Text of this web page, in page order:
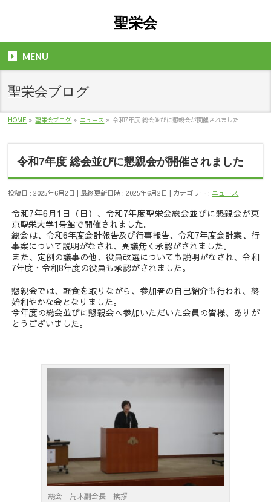
聖栄会
MENU
聖栄会ブログ
HOME » 聖栄会ブログ » ニュース » 令和7年度 総会並びに懇親会が開催されました
令和7年度 総会並びに懇親会が開催されました
投稿日 : 2025年6月2日 最終更新日時 : 2025年6月2日 カテゴリー : ニュース
令和7年6月1日（日）、令和7年度聖栄会総会並びに懇親会が東
京聖栄大学1号館で開催されました。
総会は、令和6年度会計報告及び行事報告、令和7年度会計案、行
事案について説明がなされ、異議無く承認がされました。
また、定例の議事の他、役員改選についても説明がなされ、令和
7年度・令和8年度の役員も承認がされました。
懇親会では、軽食を取りながら、参加者の自己紹介も行われ、終
始和やかな会となりました。
今年度の総会並びに懇親会へ参加いただいた会員の皆様、ありが
とうございました。
総会 荒木副会長 挨拶